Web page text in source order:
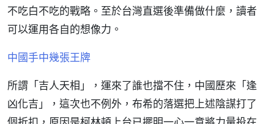
不吃白不吃的戰略。至於台灣直選後準備做什麼，讀者
可以運用各自的想像力。
中國手中幾張王牌
所謂「吉人天相」，運來了誰也擋不住，中國歷來「逢
凶化吉」，這次也不例外，布希的落選把上述陰謀打了